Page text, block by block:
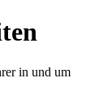
in und um